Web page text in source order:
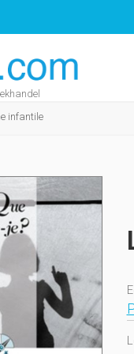
infantile